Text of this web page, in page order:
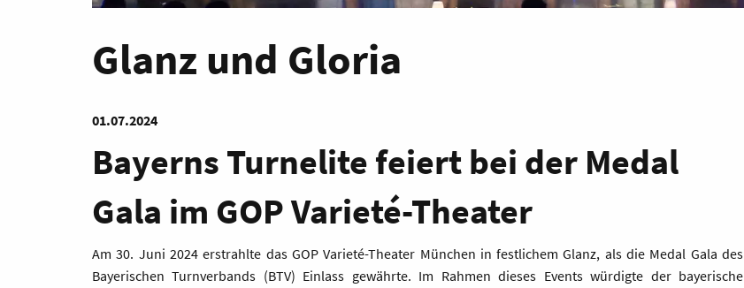
Glanz und Gloria
01.07.2024
Bayerns Turnelite feiert bei der Medal
Gala im GOP Varieté-Theater
Am 30. Juni 2024 erstrahlte das GOP Varieté-Theater München in festlichem Glanz, als die Medal Gala des
Bayerischen Turnverbands (BTV) Einlass gewährte. Im Rahmen dieses Events würdigte der bayerische